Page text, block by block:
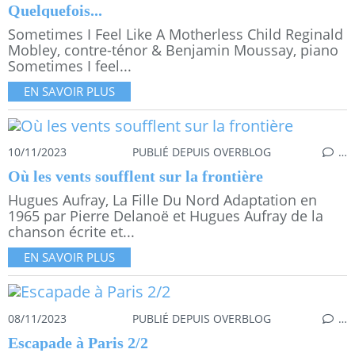
Quelquefois...
Sometimes I Feel Like A Motherless Child Reginald
Mobley, contre-ténor & Benjamin Moussay, piano
Sometimes I feel...
EN SAVOIR PLUS
10/11/2023 PUBLIÉ DEPUIS OVERBLOG …
Où les vents soufflent sur la frontière
Hugues Aufray, La Fille Du Nord Adaptation en
1965 par Pierre Delanoë et Hugues Aufray de la
chanson écrite et...
EN SAVOIR PLUS
08/11/2023 PUBLIÉ DEPUIS OVERBLOG …
Escapade à Paris 2/2